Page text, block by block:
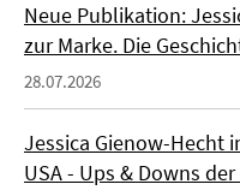
Neue Publikation:
zur Marke. Die
28.07.2026
Jessica Gienow-Hecht
USA - Ups & Downs